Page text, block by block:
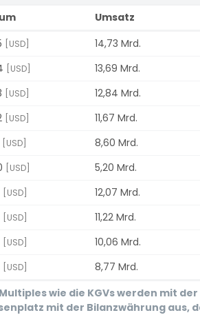
Umsatz
[USD] 14,73 Mrd.
[USD] 13,69 Mrd.
[USD] 12,84 Mrd.
[USD] 11,67 Mrd.
[USD] 8,60 Mrd.
[USD] 5,20 Mrd.
[USD] 12,07 Mrd.
[USD] 11,22 Mrd.
[USD] 10,06 Mrd.
[USD] 8,77 Mrd.
wie die KGVs werden mit
mit der Bilanzwährung aus,